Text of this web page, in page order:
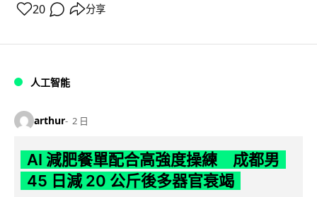
20 分享
人工智能
arthur 2 日
AI 減肥餐單配合高強度操練 成都男
45 日減 20 公斤後多器官衰竭